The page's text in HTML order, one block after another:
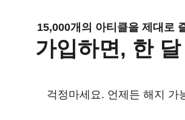
15,000개의 아티클을 제대로
가입하면, 한
걱정마세요. 언제든 해지 가